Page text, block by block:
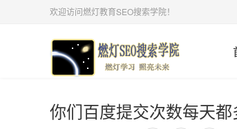
欢迎访问燃灯教育SEO搜索学院！
你们百度提交次数每天